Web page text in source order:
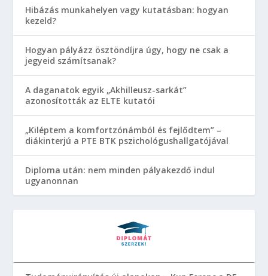
Hibázás munkahelyen vagy kutatásban: hogyan
kezeld?
Hogyan pályázz ösztöndíjra úgy, hogy ne csak a
jegyeid számítsanak?
A daganatok egyik „Akhilleusz-sarkát”
azonosították az ELTE kutatói
„Kiléptem a komfortzónámból és fejlődtem” –
diákinterjú a PTE BTK pszichológushallgatójával
Diploma után: nem minden pályakezdő indul
ugyanonnan